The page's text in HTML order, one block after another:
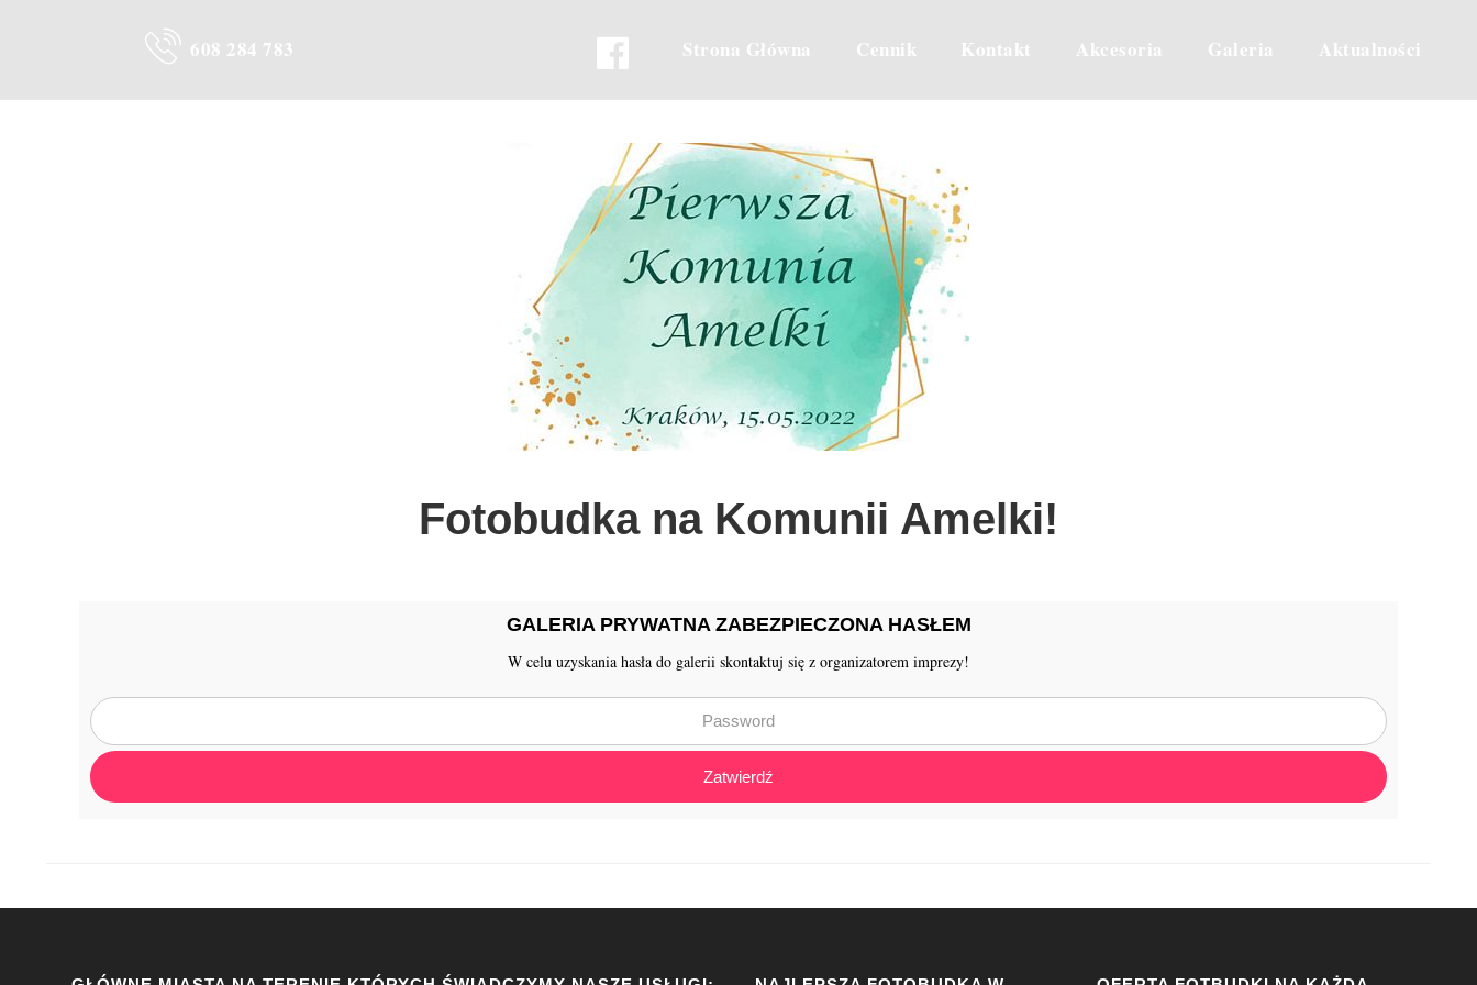
608 284 783 Strona Główna Cennik Kontakt Akcesoria Galeria Aktualności
Fotobudka na Komunii Amelki!
GALERIA PRYWATNA ZABEZPIECZONA HASŁEM
W celu uzyskania hasła do galerii skontaktuj się z organizatorem imprezy!
Zatwierdź